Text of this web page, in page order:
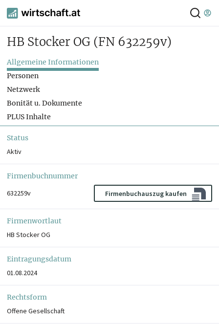
HB Stocker OG (FN 632259v)
Allgemeine Informationen
Personen
Netzwerk
Bonität u. Dokumente
PLUS Inhalte
Status
Aktiv
Firmenbuchnummer
632259v
Firmenbuchauszug kaufen
Firmenwortlaut
HB Stocker OG
Eintragungsdatum
01.08.2024
Rechtsform
Offene Gesellschaft